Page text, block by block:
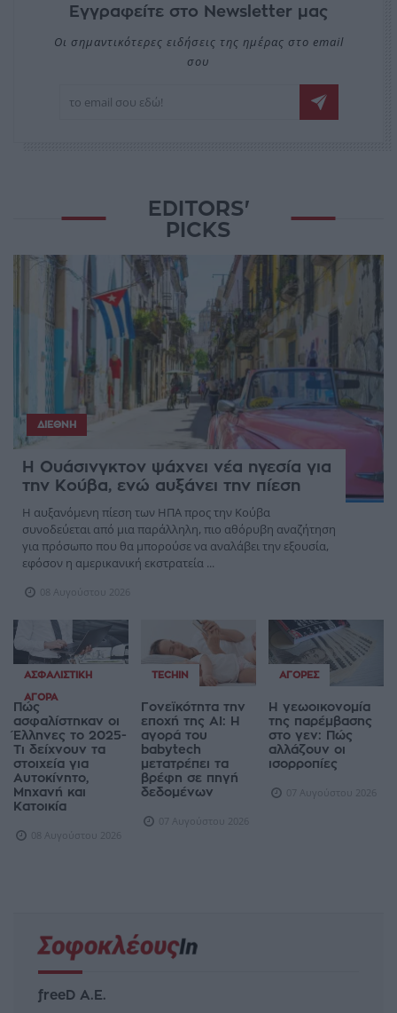
Εγγραφείτε στο Newsletter μας
Οι σημαντικότερες ειδήσεις της ημέρας στο email
σου
EDITORS'
PICKS
ΔΙΕΘΝΉ
Η Ουάσινγκτον ψάχνει νέα ηγεσία για
την Κούβα, ενώ αυξάνει την πίεση
Η αυξανόμενη πίεση των ΗΠΑ προς την Κούβα
συνοδεύεται από μια παράλληλη, πιο αθόρυβη αναζήτηση
για πρόσωπο που θα μπορούσε να αναλάβει την εξουσία,
εφόσον η αμερικανική εκστρατεία ...
08 Αυγούστου 2026
ΑΣΦΑΛΙΣΤΙΚΉ
ΑΓΟΡΆ
Πώς
ασφαλίστηκαν οι
Έλληνες το 2025-
Τι δείχνουν τα
στοιχεία για
Αυτοκίνητο,
Μηχανή και
Κατοικία
08 Αυγούστου 2026
TECHIN
Γονεϊκότητα την
εποχή της AI: Η
αγορά του
babytech
μετατρέπει τα
βρέφη σε πηγή
δεδομένων
07 Αυγούστου 2026
ΑΓΟΡΈΣ
Η γεωοικονομία
της παρέμβασης
στο γεν: Πώς
αλλάζουν οι
ισορροπίες
07 Αυγούστου 2026